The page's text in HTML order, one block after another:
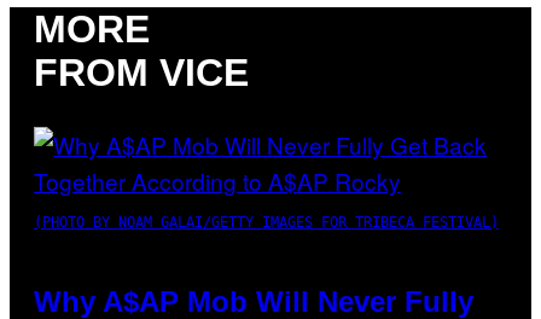
MORE
FROM VICE
(PHOTO BY NOAM GALAI/GETTY IMAGES FOR TRIBECA FESTIVAL)
Why A$AP Mob Will Never Fully